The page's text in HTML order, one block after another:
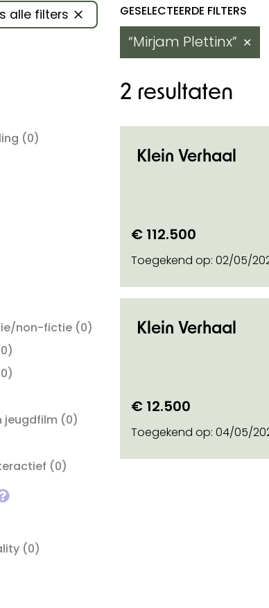
toegekende steun
alle filters
info on domein
(0)
info on categorie
non-fictie (0)
jeugdfilm (0)
(0)
More info on
(0)
Resultaten
Mirjam Plettinx ✕
2 resultaten
Klein Verhaal
€ 112.500
Toegekend op: 02/05/
Klein Verhaal
€ 12.500
Toegekend op: 04/05/